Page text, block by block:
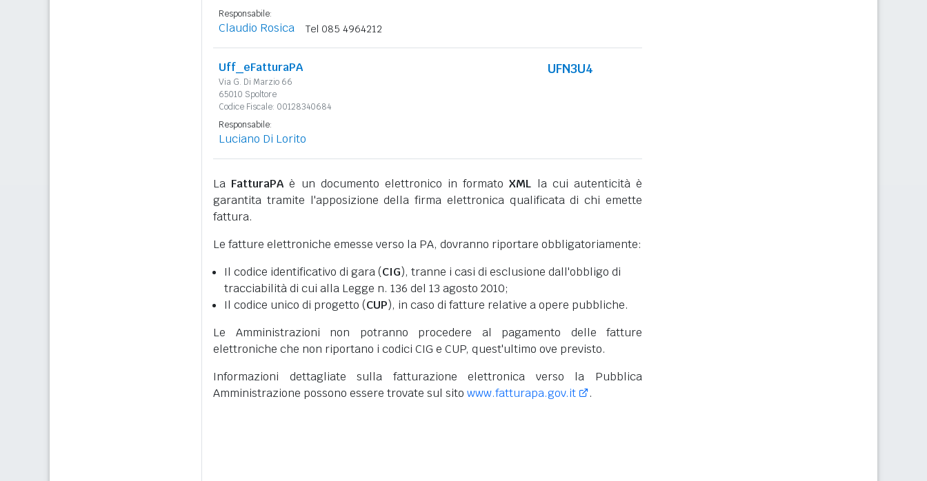
Responsabile:
Claudio Rosica Tel 085 4964212
Uff_eFatturaPA
Via G. Di Marzio 66
65010 Spoltore
Codice Fiscale: 00128340684
UFN3U4
Responsabile:
Luciano Di Lorito
La FatturaPA è un documento elettronico in formatoXML la cui autenticità è
garantita tramite l'apposizione della firma elettronica qualificata di chi emette
fattura.
Le fatture elettroniche emesse verso la PA, dovranno riportare obbligatoriamente:
Il codice identificativo di gara (CIG), tranne i casi di esclusione dall'obbligo di
tracciabilità di cui alla Legge n. 136 del 13 agosto 2010;
Il codice unico di progetto (CUP), in caso di fatture relative a opere pubbliche.
Le Amministrazioni non potranno procedere al pagamento delle fatture
elettroniche che non riportano i codici CIG e CUP, quest'ultimo ove previsto.
Informazioni dettagliate sulla fatturazione elettronica verso la Pubblica
Amministrazione possono essere trovate sul sito www.fatturapa.gov.it .